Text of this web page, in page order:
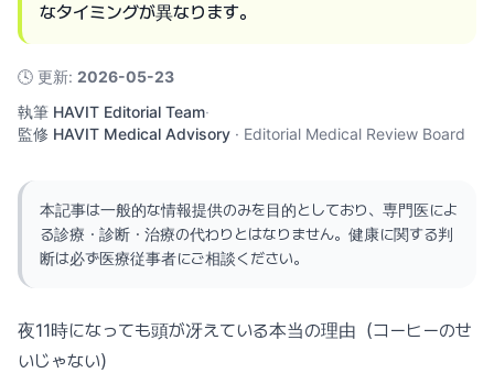
なタイミングが異なります。
🕓 更新: 2026-05-23
執筆 HAVIT Editorial Team·
監修 HAVIT Medical Advisory · Editorial Medical Review Board
本記事は一般的な情報提供のみを目的としており、専門医によ
る診療・診断・治療の代わりとはなりません。健康に関する判
断は必ず医療従事者にご相談ください。
夜11時になっても頭が冴えている本当の理由（コーヒーのせ
いじゃない）